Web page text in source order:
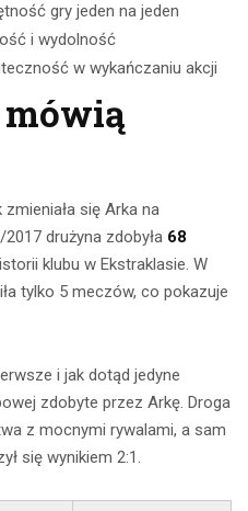
gry jeden na jeden
i wydolność
w wykańczaniu akcji
się Arka na
drużyna zdobyła 68
klubu w Ekstraklasie. W
tylko 5 meczów, co pokazuje
i jak dotąd jedyne
zdobyte przez Arkę. Droga
z mocnymi rywalami, a sam
się wynikiem 2:1.